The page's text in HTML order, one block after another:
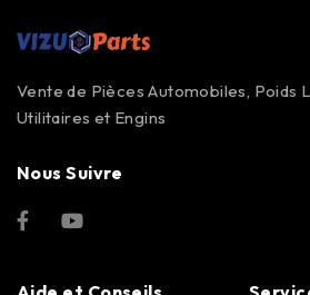
Vente de Pièces Automobiles, Poids
Utilitaires et Engins
Nous Suivre